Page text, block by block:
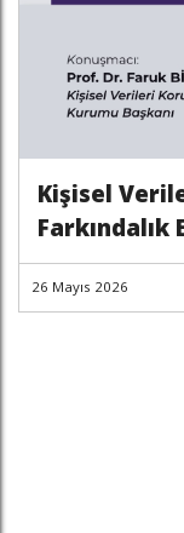
Kişisel
26 Mayıs 2026